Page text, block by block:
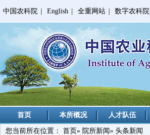
中国农科院 English 全重网站 数字农科院
首页 本所概况 人才队伍
您当前所在位置： 首页» 院所新闻» 头条新闻